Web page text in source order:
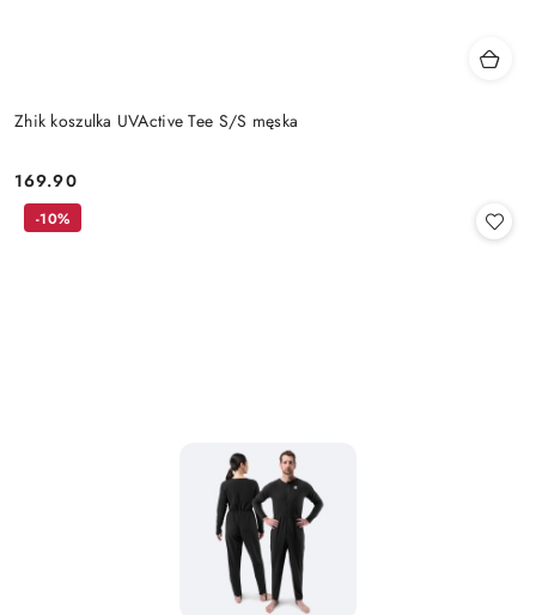
Zhik koszulka UVActive Tee S/S męska
Cena:
169.90
-10%